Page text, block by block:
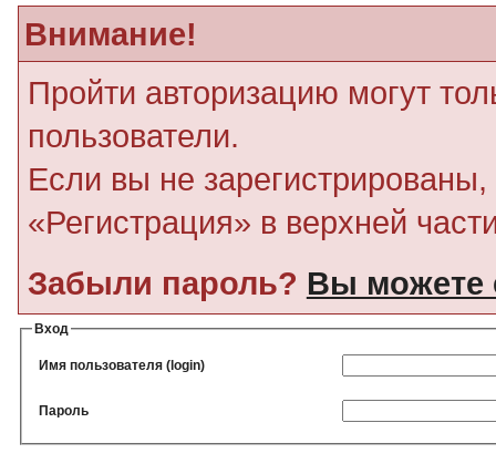
Внимание!
Пройти авторизацию могут
пользователи.
Если вы не
«Регистрация» в верхней
Забыли пароль? Вы можете
Вход
Имя пользователя (login)
Пароль